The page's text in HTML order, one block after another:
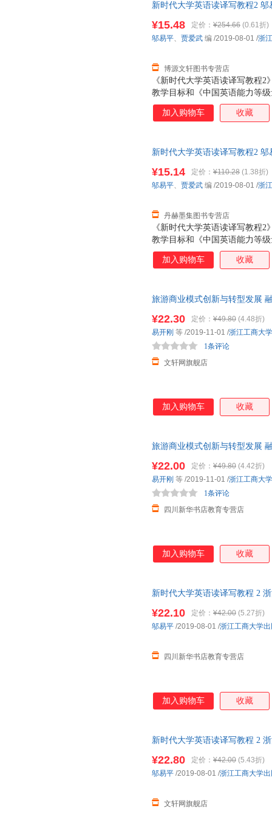
新时代大学英语读译写教程2 邬
《新时代大学英语读译写教程
教学目标和《中国英语能力等
译写教程。力求满足高等院校
译写训练，提高学生有关一般
¥15.48 定价： ¥254.66 (0.61折)
博源文轩图书专营店
邬易平、 贾爱武 编 /2019-08-01 /浙
加入购物车 收藏
新时代大学英语读译写教程2 邬
《新时代大学英语读译写教程
教学目标和《中国英语能力等
译写教程。力求满足高等院校
译写训练，提高学生有关一般
¥15.14 定价： ¥110.28 (1.38折)
丹赫墨集图书专营店
邬易平、 贾爱武 编 /2019-08-01 /浙
加入购物车 收藏
旅游商业模式创新与转型发展
¥22.30 定价： ¥49.80 (4.48折)
文轩网旗舰店
1条评论
易开刚 等 /2019-11-01 /浙江工商大
加入购物车 收藏
旅游商业模式创新与转型发展
¥22.00 定价： ¥49.80 (4.42折)
四川新华书店教育专营店
1条评论
易开刚 等 /2019-11-01 /浙江工商大
加入购物车 收藏
新时代大学英语读译写教程 2
¥22.10 定价： ¥42.00 (5.27折)
四川新华书店教育专营店
邬易平 /2019-08-01 /浙江工商大学
加入购物车 收藏
新时代大学英语读译写教程 2
¥22.80 定价： ¥42.00 (5.43折)
文轩网旗舰店
邬易平 /2019-08-01 /浙江工商大学